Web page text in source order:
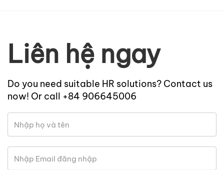
Liên hệ ngay
Do you need suitable HR solutions? Contact us
now! Or call +84 906645006